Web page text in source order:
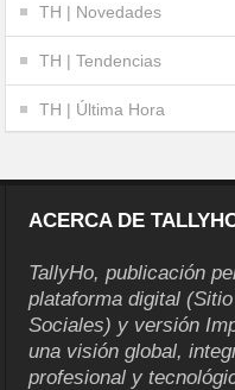
TH | Novedades
TH | Tendencias
TH | Última Hora
ACERCA DE
TallyHo, publicación
plataforma digital
Sociales) y versión
una visión global,
profesional y